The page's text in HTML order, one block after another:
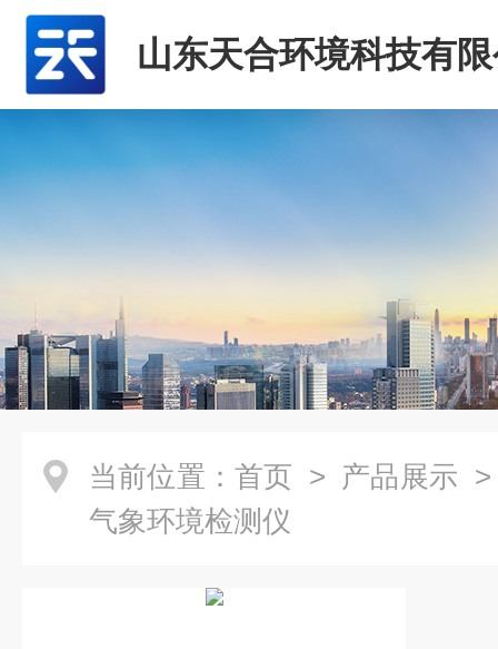
山东天合环境科技有
当前位置： 首页 > 产品展示
气象环境检测仪